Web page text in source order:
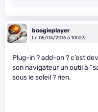
boogieplayer
Le 05/04/2016 à 10h23
Plug-in ? add-on ? c’est
son navigateur un outil à
sous le soleil ? rien.